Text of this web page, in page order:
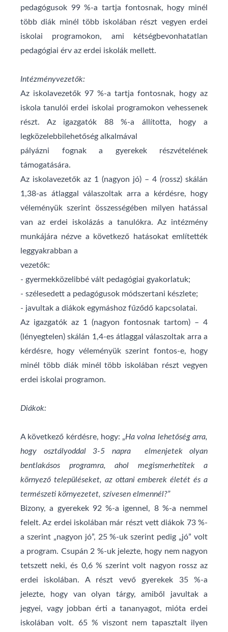
pedagógusok 99 %-a tartja fontosnak, hogy minél
több diák minél több iskolában részt vegyen erdei
iskolai programokon, ami kétségbevonhatatlan
pedagógiai érv az erdei iskolák mellett.
Intézményvezetők:
Az iskolavezetők 97 %-a tartja fontosnak, hogy az
iskola tanulói erdei iskolai programokon vehessenek
részt. Az igazgatók 88 %-a állította, hogy a
legközelebbilehetőség alkalmával
pályázni fognak a gyerekek részvételének
támogatására.
Az iskolavezetők az 1 (nagyon jó) – 4 (rossz) skálán
1,38-as átlaggal válaszoltak arra a kérdésre, hogy
véleményük szerint összességében milyen hatással
van az erdei iskolázás a tanulókra. Az intézmény
munkájára nézve a következő hatásokat említették
leggyakrabban a
vezetők:
- gyermekközelibbé vált pedagógiai gyakorlatuk;
- szélesedett a pedagógusok módszertani készlete;
- javultak a diákok egymáshoz fűződő kapcsolatai.
Az igazgatók az 1 (nagyon fontosnak tartom) – 4
(lényegtelen) skálán 1,4-es átlaggal válaszoltak arra a
kérdésre, hogy véleményük szerint fontos-e, hogy
minél több diák minél több iskolában részt vegyen
erdei iskolai programon.
Diákok:
A következő kérdésre, hogy: „Ha volna lehetőség arra,
hogy osztályoddal 3-5 napra elmenjetek olyan
bentlakásos programra, ahol megismerhetitek a
környező településeket, az ottani emberek életét és a
természeti környezetet, szívesen elmennél?”
Bizony, a gyerekek 92 %-a igennel, 8 %-a nemmel
felelt. Az erdei iskolában már részt vett diákok 73 %-
a szerint „nagyon jó”, 25 %-uk szerint pedig „jó” volt
a program. Csupán 2 %-uk jelezte, hogy nem nagyon
tetszett neki, és 0,6 % szerint volt nagyon rossz az
erdei iskolában. A részt vevő gyerekek 35 %-a
jelezte, hogy van olyan tárgy, amiből javultak a
jegyei, vagy jobban érti a tananyagot, mióta erdei
iskolában volt. 65 % viszont nem tapasztalt ilyen